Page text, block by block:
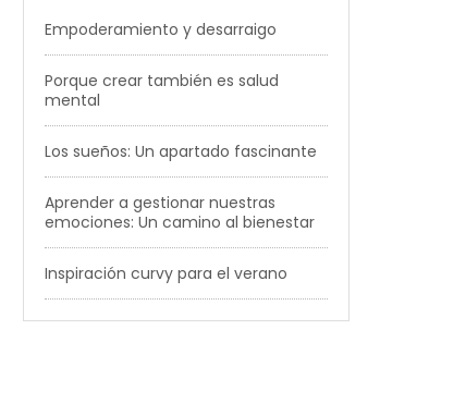
Empoderamiento y desarraigo
Porque crear también es salud
mental
Los sueños: Un apartado fascinante
Aprender a gestionar nuestras
emociones: Un camino al bienestar
Inspiración curvy para el verano